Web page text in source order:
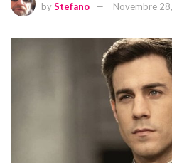
byStefano Novembre